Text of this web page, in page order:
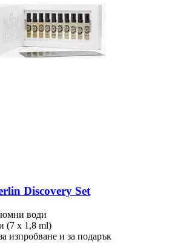
Discovery Set
води
(7 x 1,8 ml)
изпробване и за подарък